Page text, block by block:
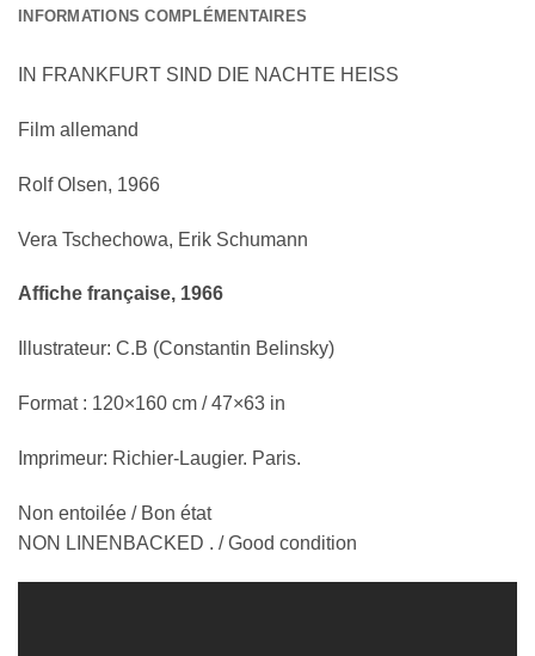
INFORMATIONS COMPLÉMENTAIRES
IN FRANKFURT SIND DIE NACHTE HEISS
Film allemand
Rolf Olsen, 1966
Vera Tschechowa, Erik Schumann
Affiche française, 1966
Illustrateur: C.B (Constantin Belinsky)
Format : 120×160 cm / 47×63 in
Imprimeur: Richier-Laugier. Paris.
Non entoilée / Bon état
NON LINENBACKED . / Good condition